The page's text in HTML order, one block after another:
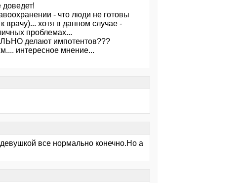
доведет!
- что люди не готовы
врачу)... хотя в данном случае -
проблемах...
делают импотентов???
интересное мнение...
все нормально конечно.Но а